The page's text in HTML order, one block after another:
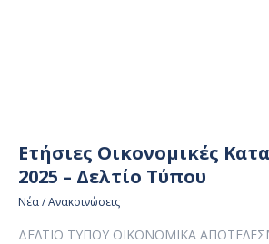
Ετήσιες Οικονομικές
2025 – Δελτίο Τύπου
Νέα / Ανακοινώσεις
ΔΕΛΤΙΟ ΤΥΠΟΥ ΟΙΚΟΝΟΜΙΚΑ